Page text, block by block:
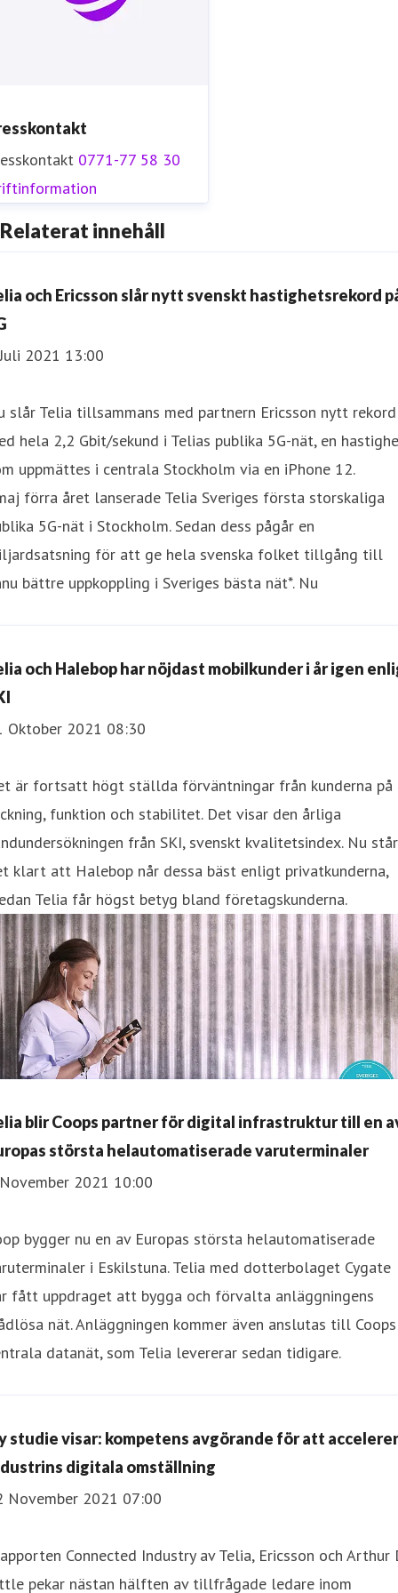
0771-77 58 30
Relaterat innehåll
och Ericsson slår nytt svenskt hastighetsrekord
2021 13:00
slår Telia tillsammans med partnern Ericsson nytt rekord
hela 2,2 Gbit/sekund i Telias publika 5G-nät, en
uppmättes i centrala Stockholm via en iPhone 12.
förra året lanserade Telia Sveriges första storskaliga
5G-nät i Stockholm. Sedan dess pågår en
för att ge hela svenska folket tillgång till
bättre uppkoppling i Sveriges bästa nät*. Nu
och Halebop har nöjdast mobilkunder i år igen
Oktober 2021 08:30
är fortsatt högt ställda förväntningar från kunderna på
funktion och stabilitet. Det visar den årliga
från SKI, svenskt kvalitetsindex. Nu står
klart att Halebop når dessa bäst enligt privatkunderna,
Telia får högst betyg bland företagskunderna.
blir Coops partner för digital infrastruktur till en
största helautomatiserade varuterminaler
2021 10:00
bygger nu en av Europas största helautomatiserade
i Eskilstuna. Telia med dotterbolaget Cygate
fått uppdraget att bygga och förvalta anläggningens
nät. Anläggningen kommer även anslutas till Coops
datanät, som Telia levererar sedan tidigare.
studie visar: kompetens avgörande för att
digitala omställning
November 2021 07:00
Connected Industry av Telia, Ericsson och Arthur
pekar nästan hälften av tillfrågade ledare inom